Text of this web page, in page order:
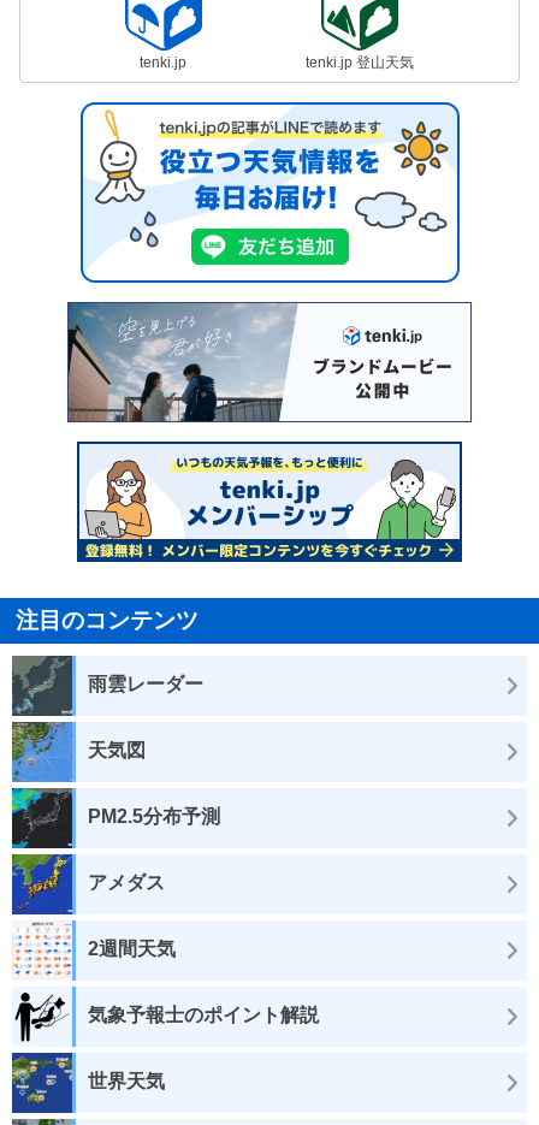
tenki.jp tenki.jp 登山天気
注目のコンテンツ
雨雲レーダー
天気図
PM2.5分布予測
アメダス
2週間天気
気象予報士のポイント解説
世界天気